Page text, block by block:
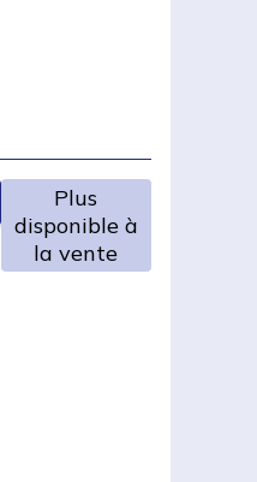
Plus
disponible à
la vente